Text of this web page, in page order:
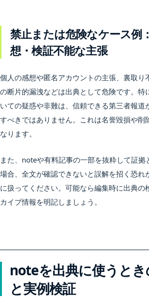
禁止または危険なケース例
想・検証不能な主張
個人の感想や匿名アカウントの主張、裏取り
の断片的漏洩などは出典として危険です。特
いての疑惑や非難は、信頼できる第三者報道
すべきではありません。これは名誉毀損や削
なります。
また、noteや有料記事の一部を抜粋して証拠
場合、全文が確認できないと誤解を招く恐れ
に扱ってください。可能なら編集時に出典の
カイブ情報を明記しましょう。
noteを出典に使うと
と実例検証